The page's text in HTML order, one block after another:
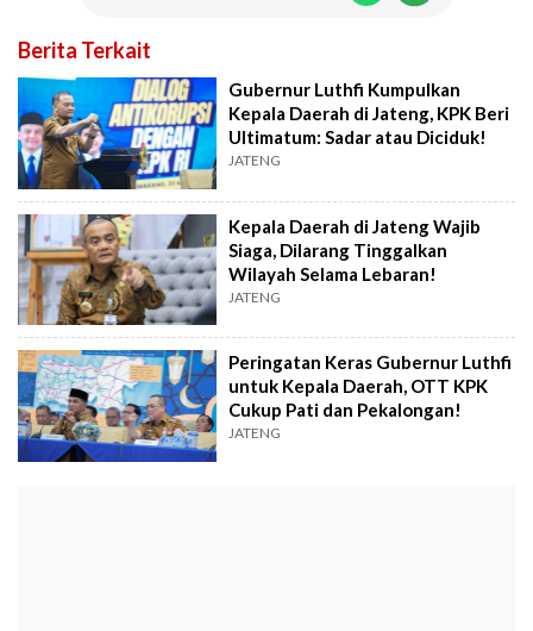
Berita Terkait
Gubernur Luthfi Kumpulkan
Kepala Daerah di Jateng, KPK Beri
Ultimatum: Sadar atau Diciduk!
JATENG
Kepala Daerah di Jateng Wajib
Siaga, Dilarang Tinggalkan
Wilayah Selama Lebaran!
JATENG
Peringatan Keras Gubernur Luthfi
untuk Kepala Daerah, OTT KPK
Cukup Pati dan Pekalongan!
JATENG